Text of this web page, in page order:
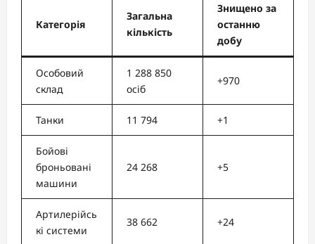
Категорія
Загальна
кількість
Знищено за
останню
добу
Особовий
склад
1 288 850
осіб
+970
Танки 11 794 +1
Бойові
броньовані
машини
24 268 +5
Артилерійсь
кі системи
38 662 +24